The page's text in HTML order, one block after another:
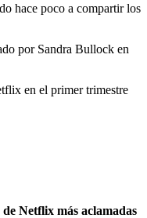
hace poco a compartir los
por Sandra Bullock en
en el primer trimestre
de Netflix más aclamadas